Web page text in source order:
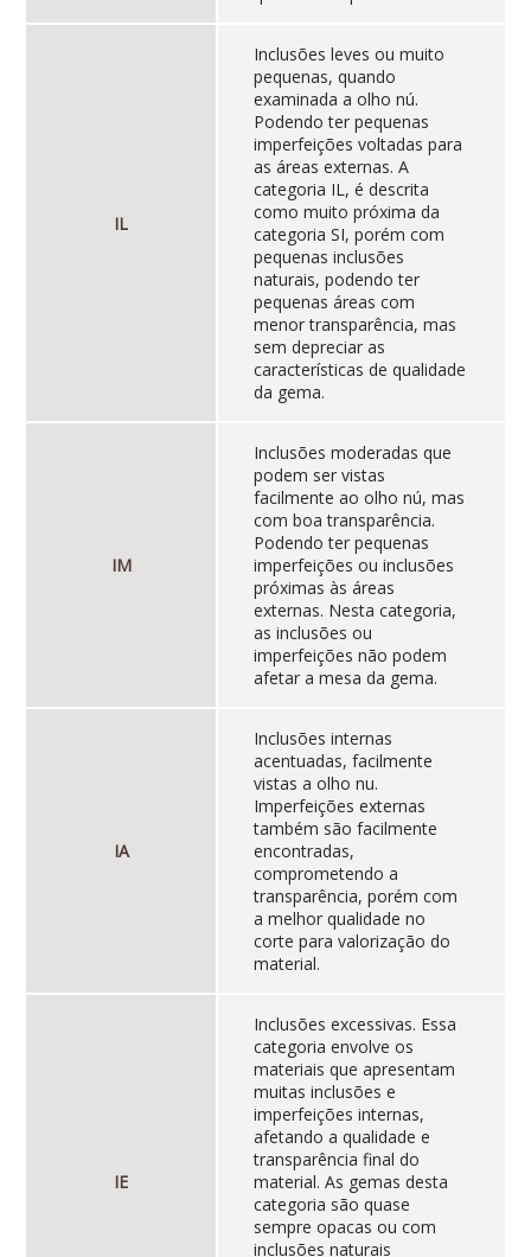
IL
Inclusões leves ou muito
pequenas, quando
examinada a olho nú.
Podendo ter pequenas
imperfeições voltadas para
as áreas externas. A
categoria IL, é descrita
como muito próxima da
categoria SI, porém com
pequenas inclusões
naturais, podendo ter
pequenas áreas com
menor transparência, mas
sem depreciar as
características de qualidade
da gema.
IM
Inclusões moderadas que
podem ser vistas
facilmente ao olho nú, mas
com boa transparência.
Podendo ter pequenas
imperfeições ou inclusões
próximas às áreas
externas. Nesta categoria,
as inclusões ou
imperfeições não podem
afetar a mesa da gema.
IA
Inclusões internas
acentuadas, facilmente
vistas a olho nu.
Imperfeições externas
também são facilmente
encontradas,
comprometendo a
transparência, porém com
a melhor qualidade no
corte para valorização do
material.
IE
Inclusões excessivas. Essa
categoria envolve os
materiais que apresentam
muitas inclusões e
imperfeições internas,
afetando a qualidade e
transparência final do
material. As gemas desta
categoria são quase
sempre opacas ou com
inclusões naturais